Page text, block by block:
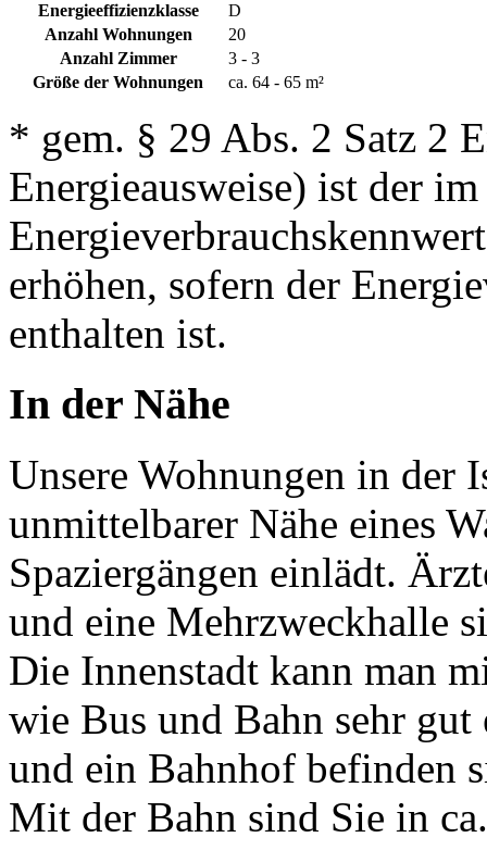
Energieeffizienzklasse
D
Anzahl Wohnungen
20
Anzahl Zimmer
3 - 3
Größe der Wohnungen
ca. 64 - 65 m²
* gem. § 29 Abs. 2 Satz 2
Energieausweise) ist der
erhöhen, sofern der
enthalten ist.
In der Nähe
Unsere Wohnungen in der
unmittelbarer Nähe eines
Spaziergängen einlädt.
und eine Mehrzweckhalle
Die Innenstadt kann man
wie Bus und Bahn sehr
und ein Bahnhof befinden
Mit der Bahn sind Sie in